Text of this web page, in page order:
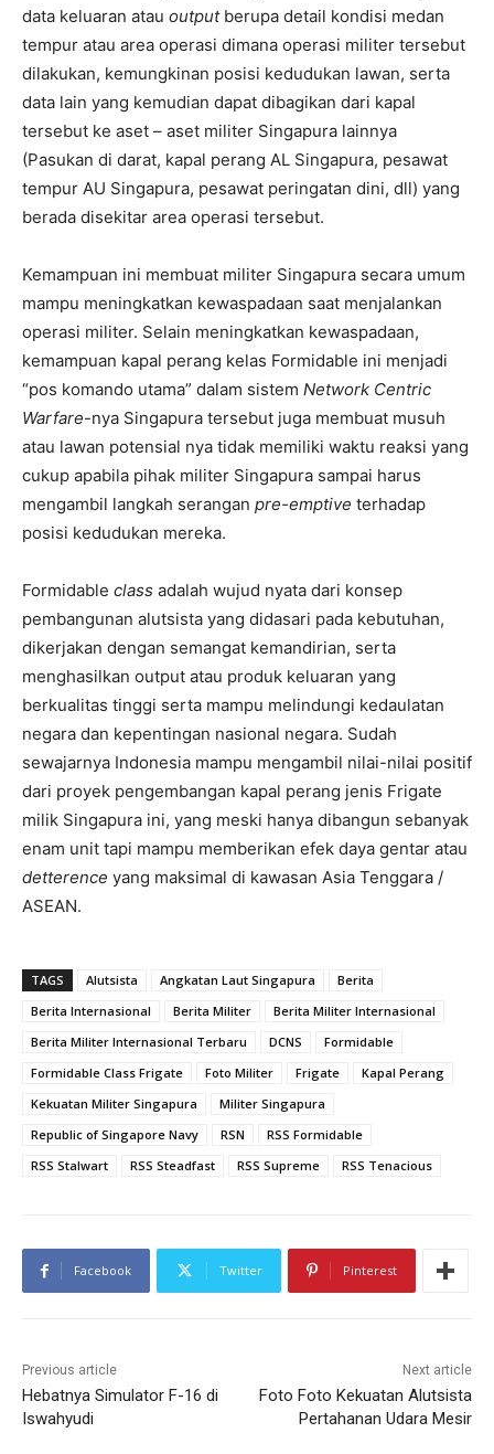
data keluaran atau outputberupa detail kondisi medan
tempur atau area operasi dimana operasi militer tersebut
dilakukan, kemungkinan posisi kedudukan lawan, serta
data lain yang kemudian dapat dibagikan dari kapal
tersebut ke aset – aset militer Singapura lainnya
(Pasukan di darat, kapal perang AL Singapura, pesawat
tempur AU Singapura, pesawat peringatan dini, dll) yang
berada disekitar area operasi tersebut.
Kemampuan ini membuat militer Singapura secara umum
mampu meningkatkan kewaspadaan saat menjalankan
operasi militer. Selain meningkatkan kewaspadaan,
kemampuan kapal perang kelas Formidable ini menjadi
“pos komando utama” dalam sistem Network Centric
Warfare-nya Singapura tersebut juga membuat musuh
atau lawan potensial nya tidak memiliki waktu reaksi yang
cukup apabila pihak militer Singapura sampai harus
mengambil langkah serangan pre-emptive terhadap
posisi kedudukan mereka.
Formidable class adalah wujud nyata dari konsep
pembangunan alutsista yang didasari pada kebutuhan,
dikerjakan dengan semangat kemandirian, serta
menghasilkan output atau produk keluaran yang
berkualitas tinggi serta mampu melindungi kedaulatan
negara dan kepentingan nasional negara. Sudah
sewajarnya Indonesia mampu mengambil nilai-nilai positif
dari proyek pengembangan kapal perang jenis Frigate
milik Singapura ini, yang meski hanya dibangun sebanyak
enam unit tapi mampu memberikan efek daya gentar atau
detterence yang maksimal di kawasan Asia Tenggara /
ASEAN.
TAGS Alutsista Angkatan Laut Singapura
Berita
Berita Internasional
Berita Militer
Berita Militer Internasional
Berita Militer Internasional Terbaru
DCNS
Formidable
Formidable Class Frigate
Foto Militer Frigate
Kapal Perang
Kekuatan Militer Singapura
Militer Singapura
Republic of Singapore Navy
RSN
RSS Formidable
RSS Stalwart
RSS Steadfast RSS Supreme RSS Tenacious
Facebook Twitter Pinterest
Previous article
Hebatnya Simulator F-16 di
Iswahyudi
Next article
Foto Foto Kekuatan Alutsista
Pertahanan Udara Mesir